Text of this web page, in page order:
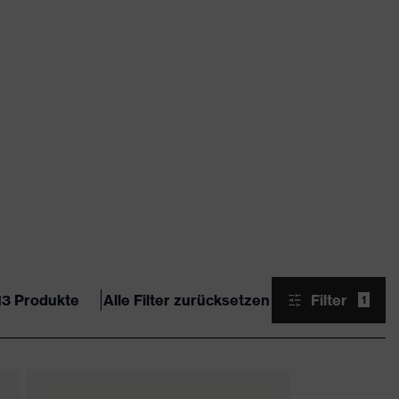
Produkte Alle Filter zurücksetzen Filter 1